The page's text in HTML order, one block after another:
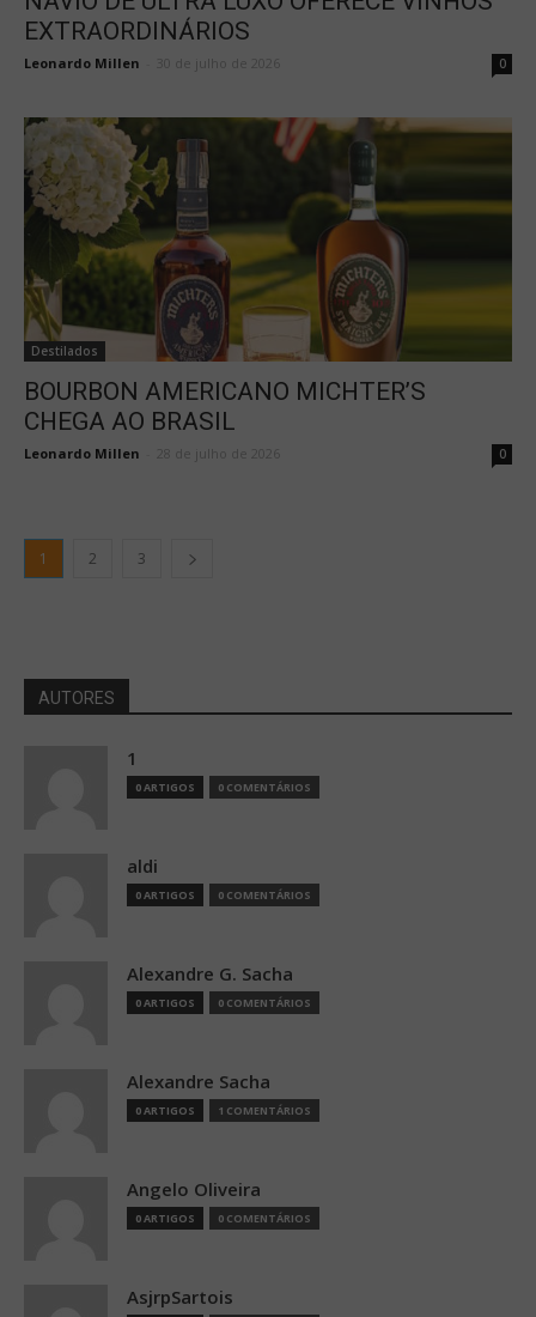
EXTRAORDINÁRIOS
Leonardo Millen 30 de julho de 2026 0
Destilados
BOURBON AMERICANO MICHTER’S
CHEGA AO BRASIL
Leonardo Millen 28 de julho de 2026 0
1 2 3
AUTORES
1
0 ARTIGOS 0 COMENTÁRIOS
aldi
0 ARTIGOS 0 COMENTÁRIOS
Alexandre G. Sacha
0 ARTIGOS 0 COMENTÁRIOS
Alexandre Sacha
0 ARTIGOS 1 COMENTÁRIOS
Angelo Oliveira
0 ARTIGOS 0 COMENTÁRIOS
AsjrpSartois